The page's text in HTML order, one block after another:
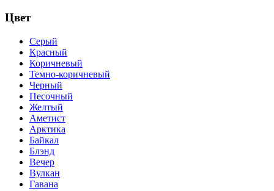
Цвет
Серый
Красный
Коричневый
Темно-коричневый
Черный
Песочный
Желтый
Аметист
Арктика
Байкал
Блэнд
Вечер
Вулкан
Гавана